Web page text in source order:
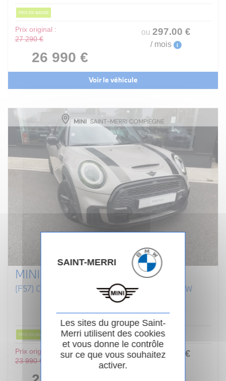
PRIX EN BAISSE
Prix original :
27 290 €
26 990 €
ou 297.00 €
/ mois i
Voir le véhicule
MINI CABRIOLET F57 LCI II
(F57) COOPER S 192 CABRIOLET FINITION JCW
PRIX EN BAISSE
Prix original :
23 990 €
ou253 €
SAINT-MERRI
Les sites du groupe Saint-
Merri utilisent des cookies
et vous donne le contrôle
sur ce que vous souhaitez
activer.